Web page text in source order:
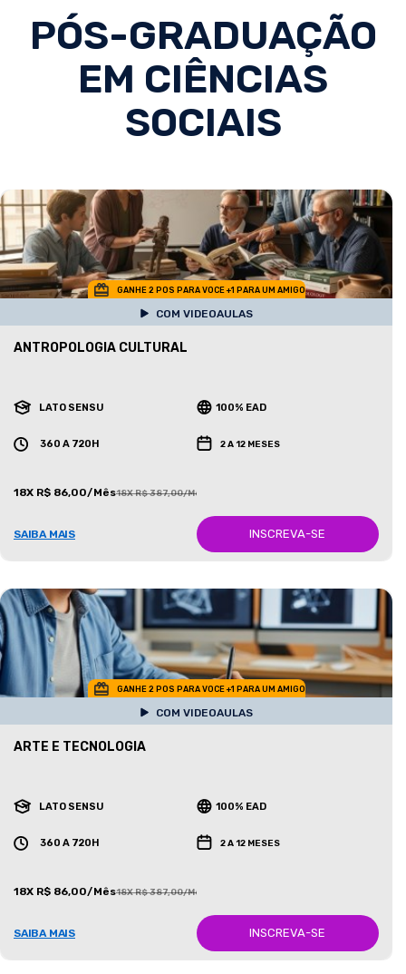
PÓS-GRADUAÇÃO
EM CIÊNCIAS
SOCIAIS
GANHE 2 POS PARA VOCE +1 PARA UM AMIGO
COM VIDEOAULAS
ANTROPOLOGIA CULTURAL
LATO SENSU 100% EAD
360 A 720H 2 A 12 MESES
18X R$ 86,00/Mês18X R$ 387,00/Mês
SAIBA MAIS INSCREVA-SE
GANHE 2 POS PARA VOCE +1 PARA UM AMIGO
COM VIDEOAULAS
ARTE E TECNOLOGIA
LATO SENSU 100% EAD
360 A 720H 2 A 12 MESES
18X R$ 86,00/Mês18X R$ 387,00/Mês
SAIBA MAIS INSCREVA-SE